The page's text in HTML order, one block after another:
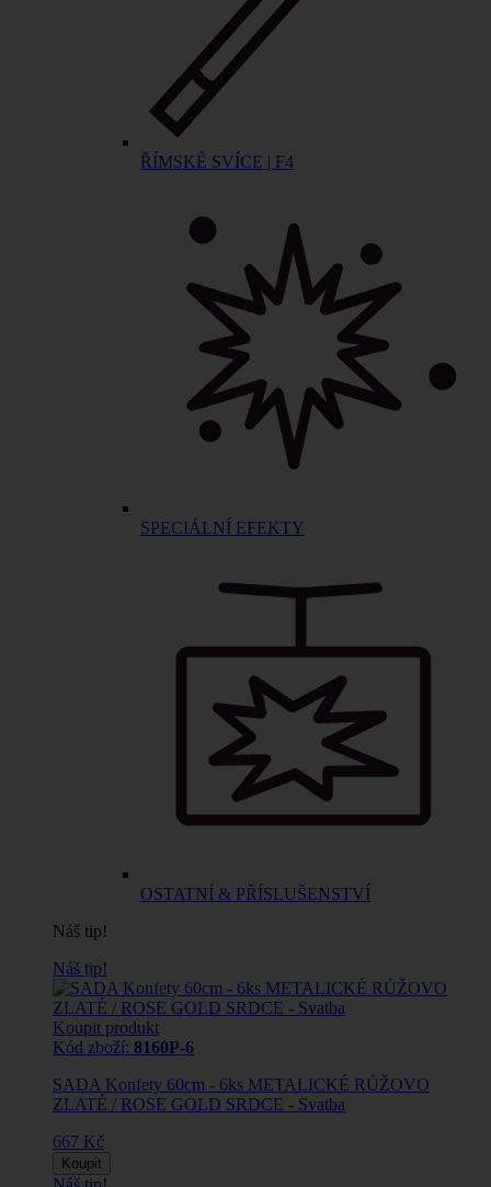
ŘÍMSKÉ SVÍCE | F4
SPECIÁLNÍ EFEKTY
OSTATNÍ & PŘÍSLUŠENSTVÍ
Náš tip!
Náš tip!
Koupit produkt
Kód zboží: 8160P-6
SADA Konfety 60cm - 6ks METALICKÉ RŮŽOVO
ZLATÉ / ROSE GOLD SRDCE - Svatba
667 Kč
Koupit